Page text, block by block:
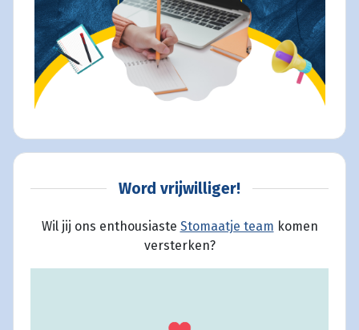
Word vrijwilliger!
Wil jij ons enthousiaste Stomaatje team komen
versterken?